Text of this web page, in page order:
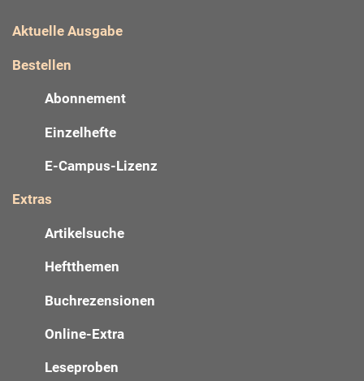
Aktuelle Ausgabe
Bestellen
Abonnement
Einzelhefte
E-Campus-Lizenz
Extras
Artikelsuche
Heftthemen
Buchrezensionen
Online-Extra
Leseproben